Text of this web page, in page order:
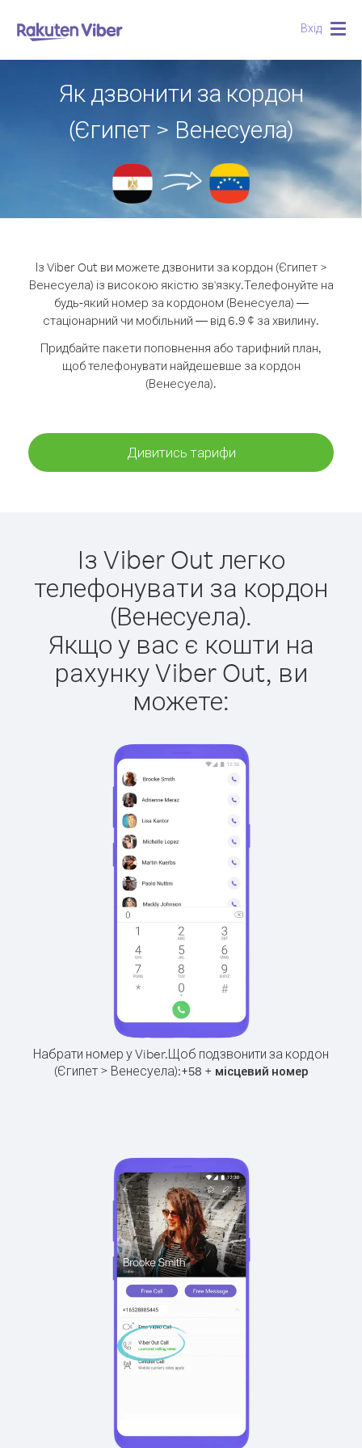
Вхід
Як дзвонити за кордон
(Єгипет > Венесуела)
Із Viber Out ви можете дзвонити за кордон (Єгипет >
Венесуела) із високою якістю зв'язку.Телефонуйте на
будь-який номер за кордоном (Венесуела) —
стаціонарний чи мобільний — від 6.9 ¢ за хвилину.
Придбайте пакети поповнення або тарифний план,
щоб телефонувати найдешевше за кордон
(Венесуела).
Дивитись тарифи
Із Viber Out легко
телефонувати за кордон
(Венесуела).
Якщо у вас є кошти на
рахунку Viber Out, ви
можете:
Набрати номер у Viber.Щоб подзвонити за кордон
(Єгипет > Венесуела):+58 + місцевий номер